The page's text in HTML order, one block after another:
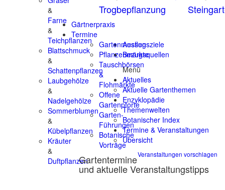
&
Farne
&
Teichpflanzen
Blattschmuck
&
Schattenpflanzen
Laubgehölze
&
Nadelgehölze
Sommerblumen
&
Kübelpflanzen
Kräuter
&
Duftpflanzen
Trogbepflanzung
Gärtnerpraxis
Termine
Gartenmessen
Pflanzenmärkte
Tauschbörsen
&
Flohmärkte
Offene
Gartenpforte
Garten-
Führungen
Botanische
Vorträge
Veranstaltungen vorschlagen
Gartentermine
und aktuelle Veranstaltungstipps
Ausflugsziele
Bezugsquellen
Menü
Aktuelles
Aktuelle Gartenthemen
Enzyklopädie
Themenwelten
Botanischer Index
Termine & Veranstaltungen
Übersicht